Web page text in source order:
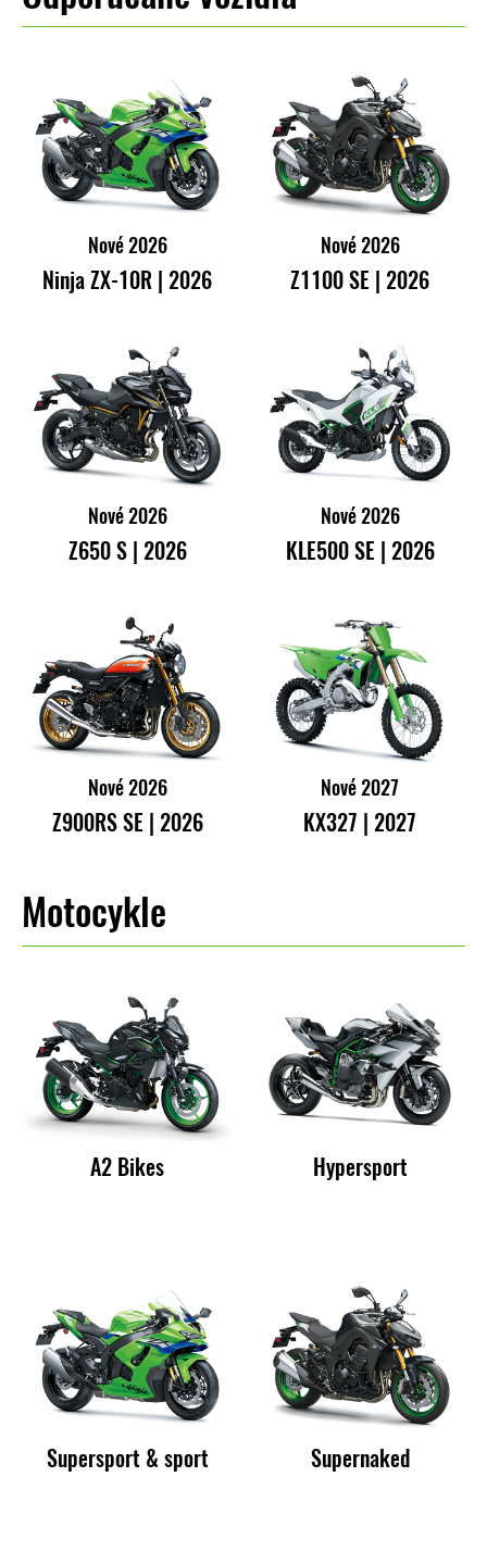
Nové 2026
Ninja ZX-10R | 2026
Nové 2026
Z1100 SE | 2026
Nové 2026
Z650 S | 2026
Nové 2026
KLE500 SE | 2026
Nové 2026
Z900RS SE | 2026
Nové 2027
KX327 | 2027
Motocykle
A2 Bikes Hypersport
Supersport & sport Supernaked